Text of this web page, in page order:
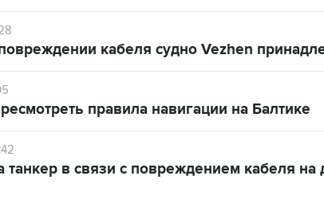
кабеля судно Vezhen
правила навигации на Балтике
в связи с повреждением кабеля на